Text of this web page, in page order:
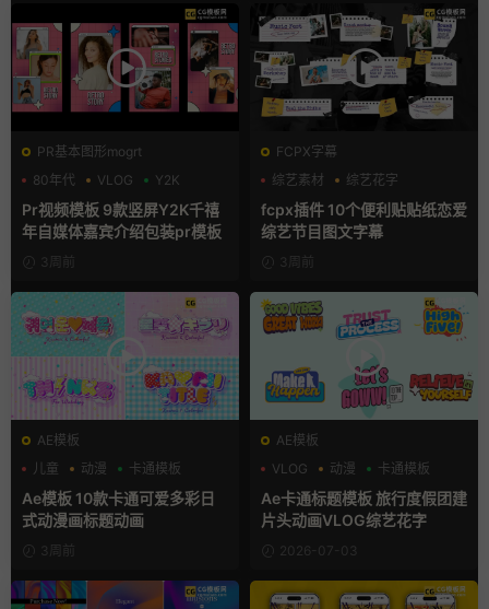
PR基本图形mogrt
80年代
VLOG Y2K
Pr视频模板 9款竖屏Y2K千禧
年自媒体嘉宾介绍包装pr模板
3周前
FCPX字幕
综艺素材
综艺花字
自媒体模板
fcpx插件 10个便利贴贴纸恋爱
综艺节目图文字幕
3周前
AE模板
儿童
动漫 卡通模板
Ae模板 10款卡通可爱多彩日
式动漫画标题动画
3周前
AE模板
VLOG
动漫 卡通模板
Ae卡通标题模板 旅行度假团建
片头动画VLOG综艺花字
2026-07-03